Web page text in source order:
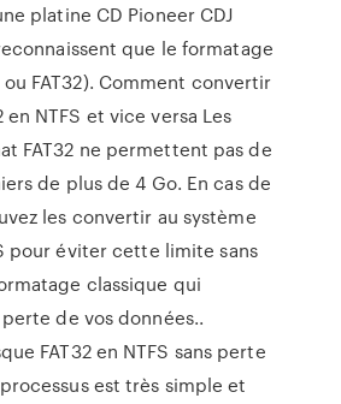
platine CD Pioneer CDJ
que le formatage
FAT32). Comment convertir
en NTFS et vice versa Les
FAT32 ne permettent pas de
de plus de 4 Go. En cas de
les convertir au système
pour éviter cette limite sans
classique qui
de vos données..
FAT32 en NTFS sans perte
est très simple et